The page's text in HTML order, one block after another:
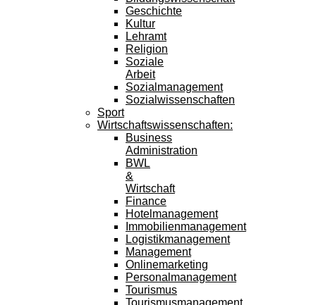
Geschichte
Kultur
Lehramt
Religion
Soziale
Arbeit
Sozialmanagement
Sozialwissenschaften
Sport
Wirtschaftswissenschaften:
Business
Administration
BWL
&
Wirtschaft
Finance
Hotelmanagement
Immobilienmanagement
Logistikmanagement
Management
Onlinemarketing
Personalmanagement
Tourismus
Tourismusmanagement